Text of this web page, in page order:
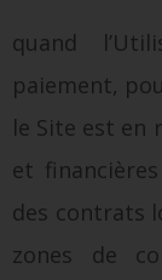
quand
paiement,
le Site est en
et
des contrats
zones de